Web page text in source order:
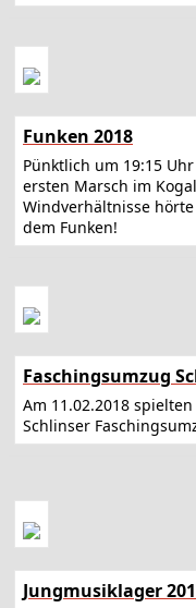
Funken 2018
Pünktlich um 19:15
ersten Marsch im
Windverhältnisse
dem Funken!
Faschingsumzug
Am 11.02.2018
Schlinser
Jungmusiklager